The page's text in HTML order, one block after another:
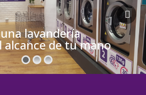
lavandería
de tu mano